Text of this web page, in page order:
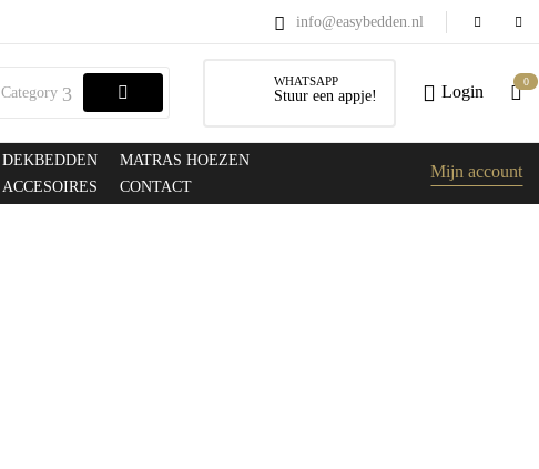
info@easybedden.nl
Category
WHATSAPP
Stuur een appje! Login
0
DEKBEDDEN
MATRAS HOEZEN
ACCESOIRES
CONTACT
Mijn account